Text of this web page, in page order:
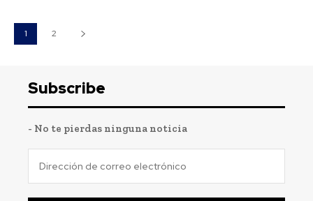
1 2
Subscribe
- No te pierdas ninguna noticia